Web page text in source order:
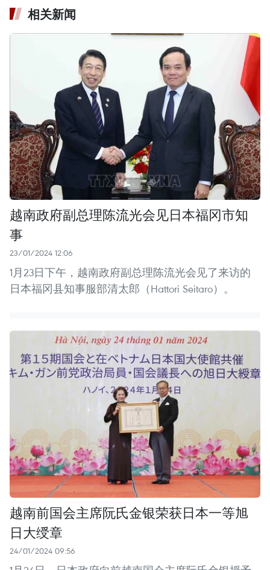
相关新闻
越南政府副总理陈流光会见日本福冈市知
事
23/01/2024 12:06
1月23日下午，越南政府副总理陈流光会见了来访的
日本福冈县知事服部清太郎（Hattori Seitaro）。
越南前国会主席阮氏金银荣获日本一等旭
日大绶章
24/01/2024 09:56